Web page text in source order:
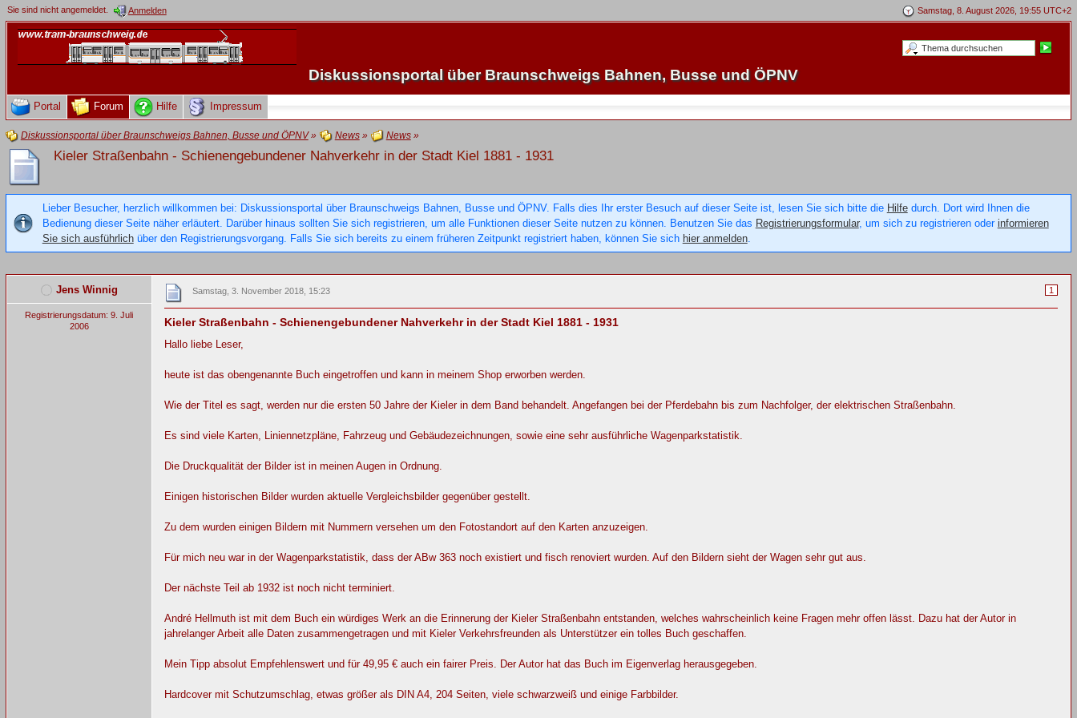
Samstag, 8. August 2026, 19:55 UTC+2
Sie sind nicht angemeldet. Anmelden
Diskussionsportal über Braunschweigs Bahnen, Busse und ÖPNV
Portal Forum Hilfe Impressum
Diskussionsportal über Braunschweigs Bahnen, Busse und ÖPNV» News» News»
Kieler Straßenbahn - Schienengebundener Nahverkehr in der Stadt Kiel 1881 - 1931
Lieber Besucher, herzlich willkommen bei: Diskussionsportal über Braunschweigs Bahnen, Busse und ÖPNV. Falls dies Ihr erster Besuch auf dieser Seite ist, lesen Sie sich bitte die Hilfedurch. Dort wird Ihnen die
Bedienung dieser Seite näher erläutert. Darüber hinaus sollten Sie sich registrieren, um alle Funktionen dieser Seite nutzen zu können. Benutzen Sie das Registrierungsformular, um sich zu registrieren oder informieren
Sie sich ausführlichüber den Registrierungsvorgang. Falls Sie sich bereits zu einem früheren Zeitpunkt registriert haben, können Sie sich hier anmelden.
Jens Winnig
Registrierungsdatum: 9. Juli
2006
1
Samstag, 3. November 2018, 15:23
Kieler Straßenbahn - Schienengebundener Nahverkehr in der Stadt Kiel 1881 - 1931
Hallo liebe Leser,
heute ist das obengenannte Buch eingetroffen und kann in meinem Shop erworben werden.
Wie der Titel es sagt, werden nur die ersten 50 Jahre der Kieler in dem Band behandelt. Angefangen bei der Pferdebahn bis zum Nachfolger, der elektrischen Straßenbahn.
Es sind viele Karten, Liniennetzpläne, Fahrzeug und Gebäudezeichnungen, sowie eine sehr ausführliche Wagenparkstatistik.
Die Druckqualität der Bilder ist in meinen Augen in Ordnung.
Einigen historischen Bilder wurden aktuelle Vergleichsbilder gegenüber gestellt.
Zu dem wurden einigen Bildern mit Nummern versehen um den Fotostandort auf den Karten anzuzeigen.
Für mich neu war in der Wagenparkstatistik, dass der ABw 363 noch existiert und fisch renoviert wurden. Auf den Bildern sieht der Wagen sehr gut aus.
Der nächste Teil ab 1932 ist noch nicht terminiert.
André Hellmuth ist mit dem Buch ein würdiges Werk an die Erinnerung der Kieler Straßenbahn entstanden, welches wahrscheinlich keine Fragen mehr offen lässt. Dazu hat der Autor in
jahrelanger Arbeit alle Daten zusammengetragen und mit Kieler Verkehrsfreunden als Unterstützer ein tolles Buch geschaffen.
Mein Tipp absolut Empfehlenswert und für 49,95 € auch ein fairer Preis. Der Autor hat das Buch im Eigenverlag herausgegeben.
Hardcover mit Schutzumschlag, etwas größer als DIN A4, 204 Seiten, viele schwarzweiß und einige Farbbilder.